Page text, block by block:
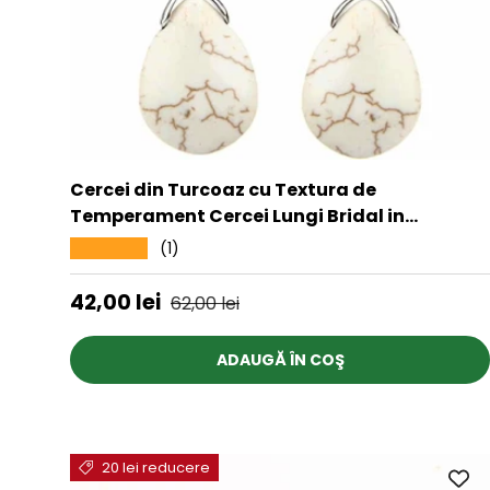
Cercei din Turcoaz cu Textura de
Temperament Cercei Lungi Bridal in
Culoarea Alba
(1)
Preț de vânzare
42,00 lei Preț obișnuit
62,00 lei
ADAUGĂ ÎN COŞ
20 lei reducere